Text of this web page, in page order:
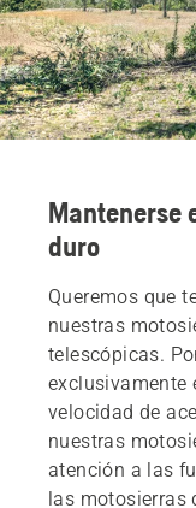
Mantenerse
duro
Queremos que
nuestras
telescópicas.
exclusivamente
velocidad de
nuestras
atención a las
las motosierras